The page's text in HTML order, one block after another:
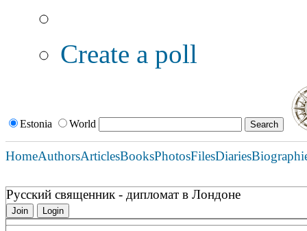
Create a poll
Estonia World
HomeAuthorsArticlesBooksPhotosFilesDiaries
Русский священник - дипломат в Лондоне
Join Login